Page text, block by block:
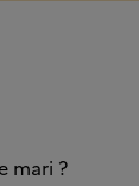
mari ?